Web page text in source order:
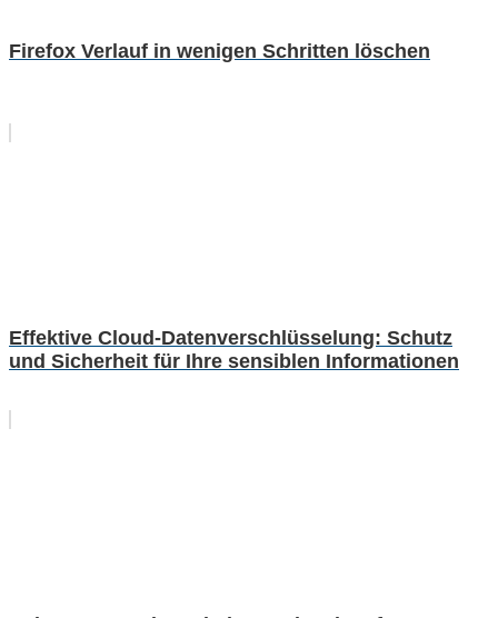
Firefox Verlauf in wenigen Schritten löschen
Effektive Cloud-Datenverschlüsselung: Schutz
und Sicherheit für Ihre sensiblen Informationen